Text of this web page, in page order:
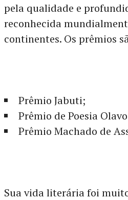
pela qualidade e
reconhecida
continentes. Os prêmios
Prêmio Jabuti;
Prêmio de Poesia
Prêmio Machado de
Sua vida literária foi